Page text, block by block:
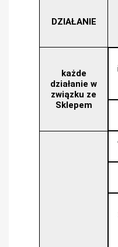
DZIAŁANIE
każde
działanie w
związku ze
Sklepem